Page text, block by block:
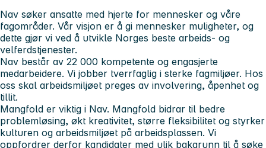
Nav søker ansatte med hjerte for mennesker og våre
fagområder. Vår visjon er å gi mennesker muligheter, og
dette gjør vi ved å utvikle Norges beste arbeids- og
velferdstjenester.
Nav består av 22 000 kompetente og engasjerte
medarbeidere. Vi jobber tverrfaglig i sterke fagmiljøer. Hos
oss skal arbeidsmiljøet preges av involvering, åpenhet og
tillit.
Mangfold er viktig i Nav. Mangfold bidrar til bedre
problemløsing, økt kreativitet, større fleksibilitet og styrker
kulturen og arbeidsmiljøet på arbeidsplassen. Vi
oppfordrer derfor kandidater med ulik bakgrunn til å søke